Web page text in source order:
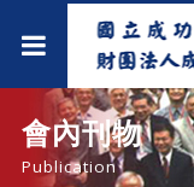
會內刊物
Publication